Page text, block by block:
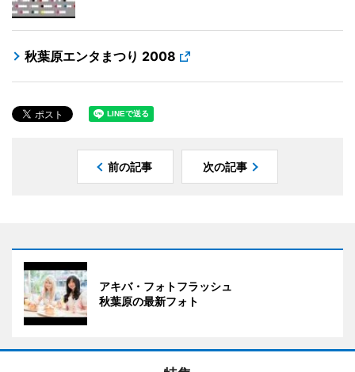
秋葉原エンタまつり 2008
前の記事 次の記事
アキバ・フォトフラッシュ
秋葉原の最新フォト